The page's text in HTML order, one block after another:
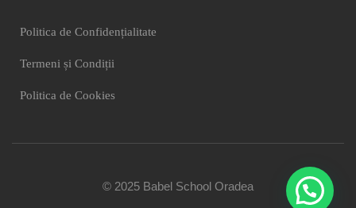
Politica de Confidențialitate
Termeni și Condiții
Politica de Cookies
© 2025 Babel School Oradea